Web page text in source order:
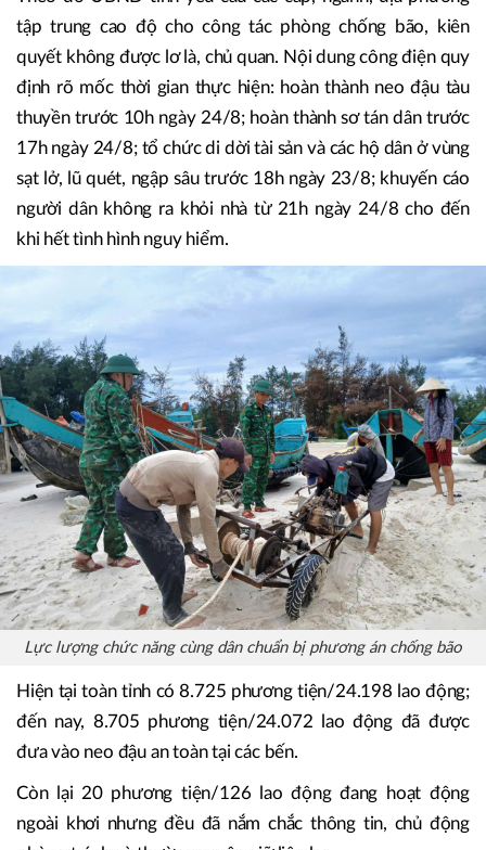
khu vực đô thị. Trên vùng biển Quảng Trị (Cồn Cỏ), gió
mạnh cấp 10–11, vùng gần tâm bão 12-14, giật cấp 15,
sóng cao từ 8–10 m, tiềm ẩn nguy cơ mất an toàn cao đối
với hoạt động tàu thuyền.
Theo đó UBND tỉnh yêu cầu các cấp, ngành, địa phương
tập trung cao độ cho công tác phòng chống bão, kiên
quyết không được lơ là, chủ quan. Nội dung công điện quy
định rõ mốc thời gian thực hiện: hoàn thành neo đậu tàu
thuyền trước 10h ngày 24/8; hoàn thành sơ tán dân trước
17h ngày 24/8; tổ chức di dời tài sản và các hộ dân ở vùng
sạt lở, lũ quét, ngập sâu trước 18h ngày 23/8; khuyến cáo
người dân không ra khỏi nhà từ 21h ngày 24/8 cho đến
khi hết tình hình nguy hiểm.
Lực lượng chức năng cùng dân chuẩn bị phương án chống bão
Hiện tại toàn tỉnh có 8.725 phương tiện/24.198 lao động;